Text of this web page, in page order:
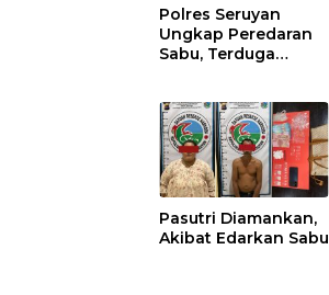
Polres Seruyan
Ungkap Peredaran
Sabu, Terduga
Pasutri Diamankan,
Akibat Edarkan Sabu